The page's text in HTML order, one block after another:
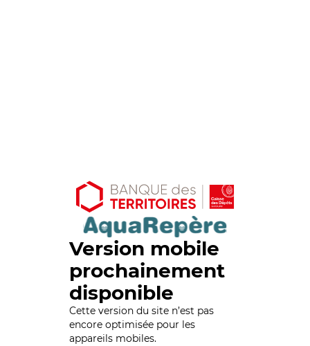
Version mobile
prochainement
disponible
Cette version du site n’est pas
encore optimisée pour les
appareils mobiles.